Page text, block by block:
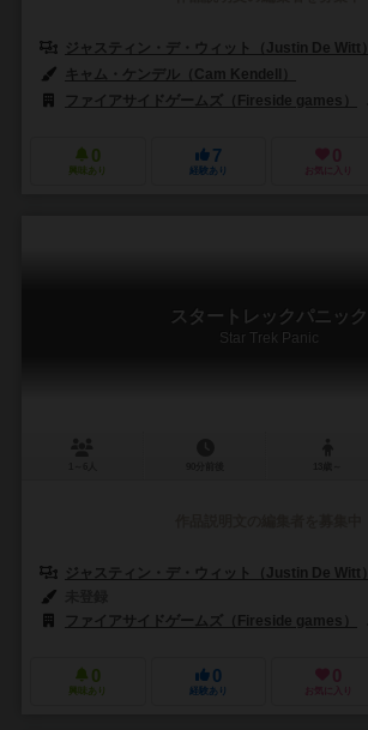
ジャスティン・デ・ウィット（Justin De Witt）
キャム・ケンデル（Cam Kendell）
ファイアサイドゲームズ（Fireside games）
0
興味あり
7
経験あり
0
お気に入り
スタートレックパニック
Star Trek Panic
ジャスティン・デ・ウィット（Justin De Witt）
ファイアサイドゲームズ（Fireside games）
0
興味あり
0
経験あり
0
お気に入り